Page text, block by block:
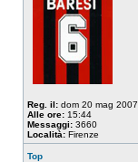
Reg. il: dom 20 mag 2007
Alle ore: 15:44
Messaggi: 3660
Località: Firenze
Top